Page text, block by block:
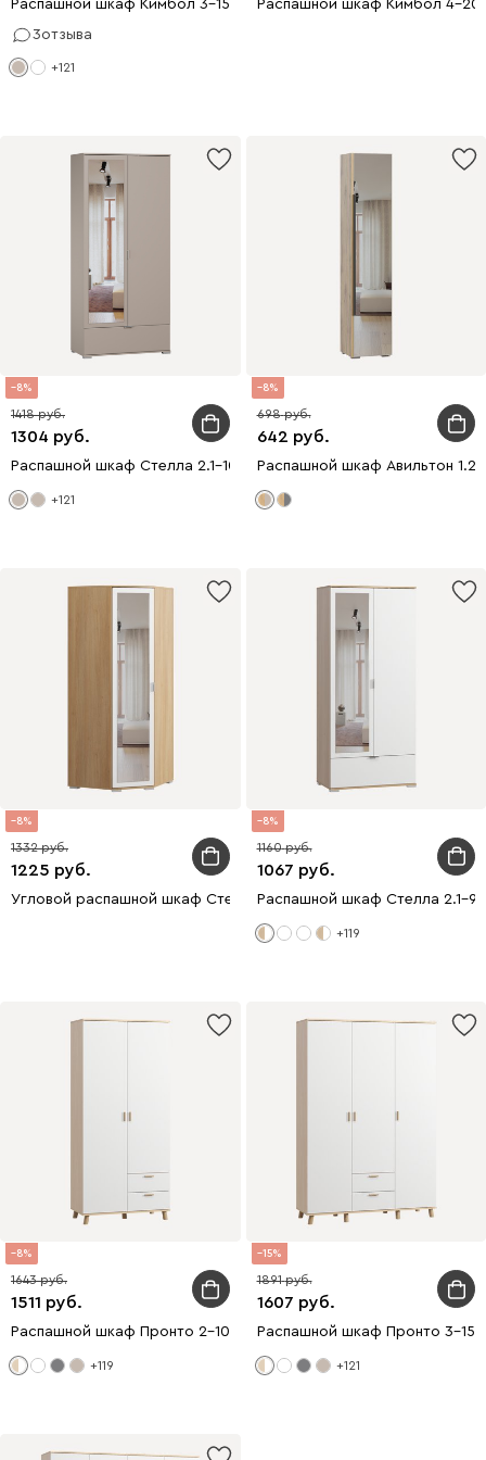
Распашной шкаф Кимбол 3-150x210 Латте с зеркалом
3отзыва
+121
Распашной шкаф Кимбол 4-
8
1304
1418
Распашной шкаф Стелла 2.1-100x220 Латте с зеркалом
+121
8
642
698
Распашной шкаф Авильтон
8
1225
1332
Угловой распашной шкаф Стелла 80-50x200 Дуб Барбера с
8
1067
1160
Распашной шкаф Стелла 2.1-
+119
8
1511
1643
Распашной шкаф Пронто 2-100x220 Береза/Белый
+119
15
1607
1891
Распашной шкаф Пронто 3-
+121